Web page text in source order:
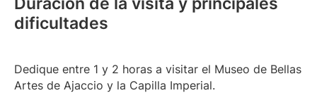
dificultades
Dedique entre 1 y 2 horas a visitar el Museo de Bellas
Artes de Ajaccio y la Capilla Imperial.